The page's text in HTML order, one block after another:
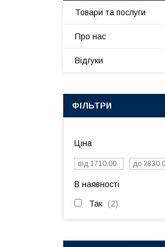
Товари та послуги
Про нас
Відгуки
ФІЛЬТРИ
Ціна
В наявності
Так 2